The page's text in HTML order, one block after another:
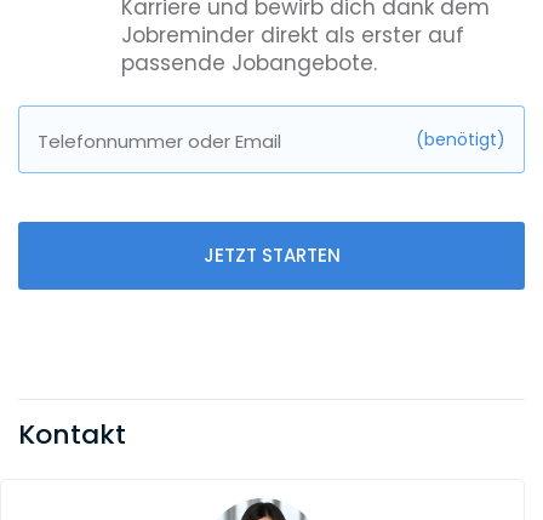
Karriere und bewirb dich dank dem
Jobreminder direkt als erster auf
passende Jobangebote.
Telefonnummer oder Email (benötigt)
JETZT STARTEN
Kontakt